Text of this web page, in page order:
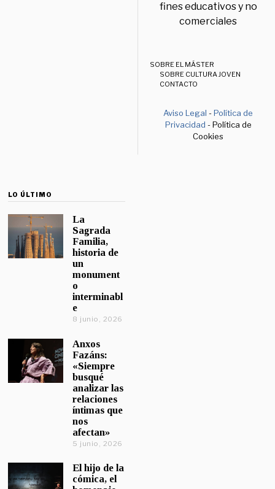
fines educativos y no
comerciales
SOBRE EL MÁSTER
SOBRE CULTURA JOVEN
CONTACTO
Aviso Legal -Política de
Privacidad - Política de
Cookies
LO ÚLTIMO
La
Sagrada
Familia,
historia de
un
monument
o
interminabl
e
8 junio, 2026
Anxos
Fazáns:
«Siempre
busqué
analizar las
relaciones
íntimas que
nos
afectan»
5 junio, 2026
El hijo de la
cómica, el